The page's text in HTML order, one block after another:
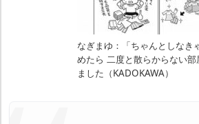
なぎまゆ：「ちゃんとしなき
めたら 二度と散らからない部
ました（KADOKAWA）